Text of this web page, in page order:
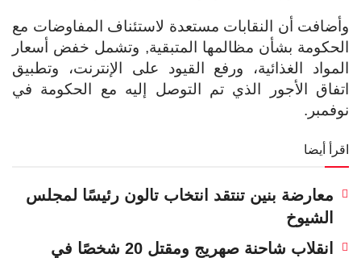
وأضافت أن النقابات مستعدة لاستئناف المفاوضات مع
الحكومة بشأن مظالمها المتبقية, وتشمل خفض أسعار
المواد الغذائية، ورفع القيود على الإنترنت، وتطبيق
اتفاق الأجور الذي تم التوصل إليه مع الحكومة في
نوفمبر.
اقرأ أيضا
معارضة بنين تنتقد انتخاب تالون رئيسًا لمجلس
الشيوخ
انقلاب شاحنة صهريج ومقتل 20 شخصًا في